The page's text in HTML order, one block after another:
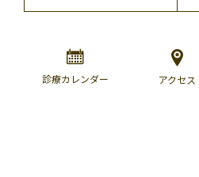
診療カレンダー アクセス